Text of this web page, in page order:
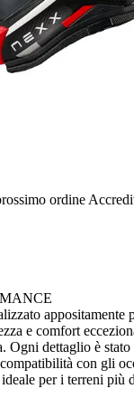
ordine
appositamente
e comfort
Ogni dettaglio è
con gli
per i terreni più